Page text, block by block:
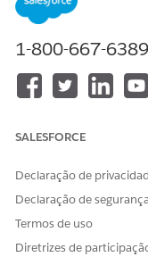
Disponível em:
Editions
Em Configuração,
Oportunidade
e
SelecioneEstágio.
oportunidade
Apresentação do
oportunidade,
Dê um nome
Insira a
1-800-667-6389
SALESFORCE
Declaração de
Declaração de segurança
Termos de uso
Diretrizes de